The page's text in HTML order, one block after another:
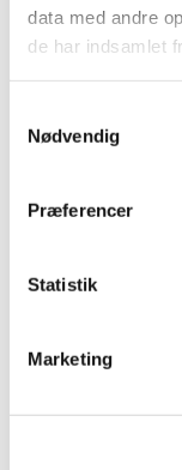
data med andre
de har indsamlet
Nødvendig
Præferencer
Statistik
Marketing